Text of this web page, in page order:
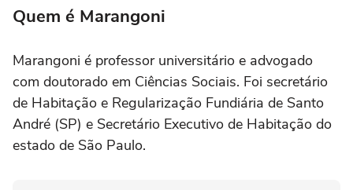
Quem é Marangoni
Marangoni é professor universitário e advogado
com doutorado em Ciências Sociais. Foi secretário
de Habitação e Regularização Fundiária de Santo
André (SP) e Secretário Executivo de Habitação do
estado de São Paulo.